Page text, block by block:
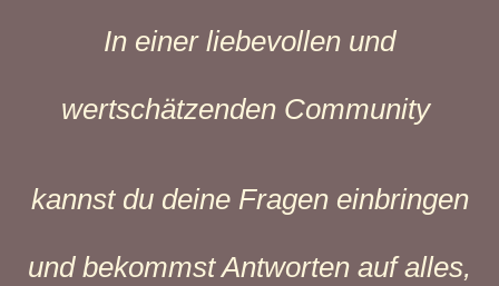
In einer liebevollen und
wertschätzenden Community
kannst du deine Fragen einbringen
und bekommst Antworten auf alles,